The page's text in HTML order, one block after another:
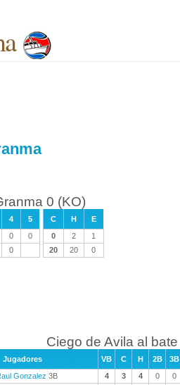
0 (KO)
4 5 C H
E
0 0 0 2
1
0 20 20 0
Ciego de Avila al bate
Jugadores VB C H 2B 3B
Gonzalez 3B 4 3 4 0 0